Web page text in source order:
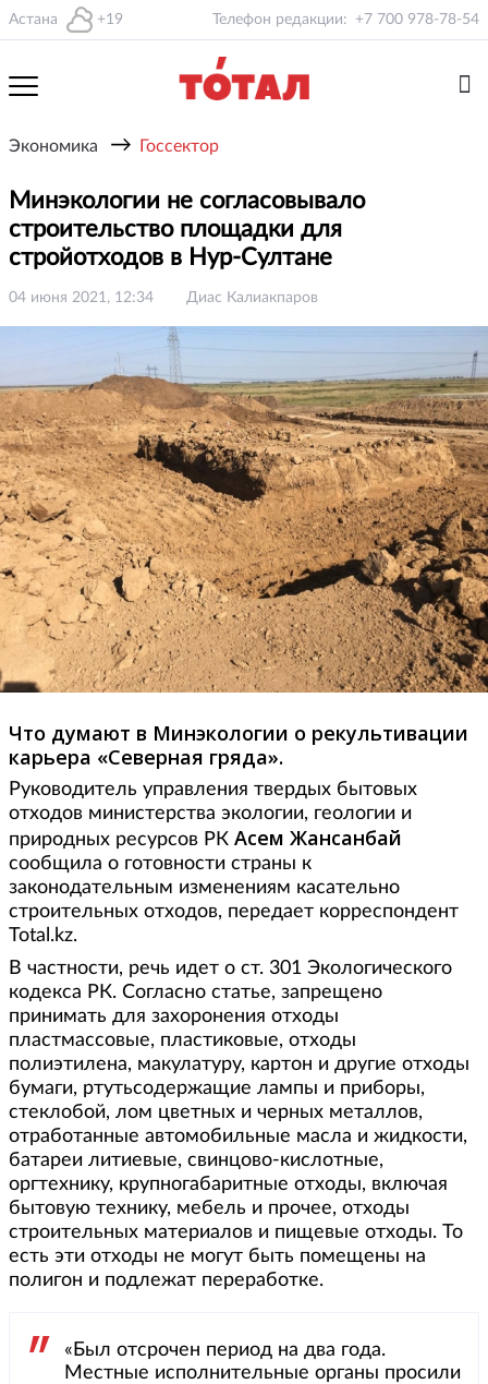
Астана +19 Телефон редакции: +7 700 978-78-54
Экономика → Госсектор
Минэкологии не согласовывало
строительство площадки для
стройотходов в Нур-Султане
04 июня 2021, 12:34 Диас Калиакпаров
Что думают в Минэкологии о рекультивации
карьера «Северная гряда».
Руководитель управления твердых бытовых
отходов министерства экологии, геологии и
природных ресурсов РК Асем Жансанбай
сообщила о готовности страны к
законодательным изменениям касательно
строительных отходов, передает корреспондент
Total.kz.
В частности, речь идет о ст. 301 Экологического
кодекса РК. Согласно статье, запрещено
принимать для захоронения отходы
пластмассовые, пластиковые, отходы
полиэтилена, макулатуру, картон и другие отходы
бумаги, ртутьсодержащие лампы и приборы,
стеклобой, лом цветных и черных металлов,
отработанные автомобильные масла и жидкости,
батареи литиевые, свинцово-кислотные,
оргтехнику, крупногабаритные отходы, включая
бытовую технику, мебель и прочее, отходы
строительных материалов и пищевые отходы. То
есть эти отходы не могут быть помещены на
полигон и подлежат переработке.
«Был отсрочен период на два года.
Местные исполнительные органы просили